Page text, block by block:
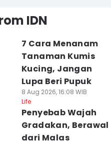
IDN
7 Cara Menanam
Tanaman Kumis
Kucing, Jangan
Lupa Beri Pupuk
8 Aug 2026, 16:08 WIB
Life
Penyebab Wajah
Gradakan, Berawal
dari Malas